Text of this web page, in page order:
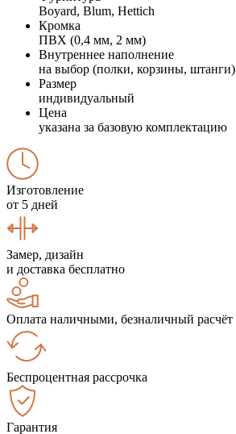
Boyard, Blum, Hettich
Кромка
ПВХ (0,4 мм, 2 мм)
Внутреннее наполнение
на выбор (полки, корзины, штанги)
Размер
индивидуальный
Цена
указана за базовую комплектацию
Изготовление
от 5 дней
Замер, дизайн
и доставка бесплатно
Оплата наличными, безналичный расчёт
Беспроцентная рассрочка
Гарантия